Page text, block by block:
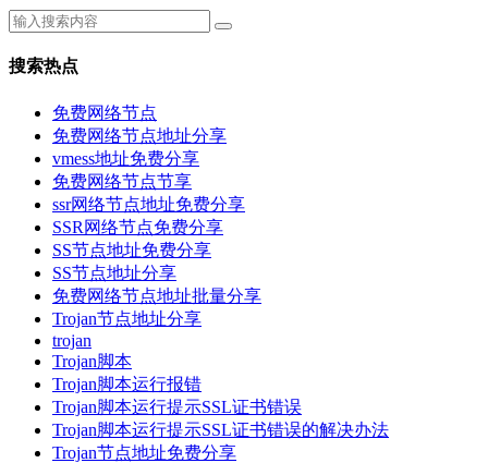
搜索热点
免费网络节点
免费网络节点地址分享
vmess地址免费分享
免费网络节点节享
ssr网络节点地址免费分享
SSR网络节点免费分享
SS节点地址免费分享
SS节点地址分享
免费网络节点地址批量分享
Trojan节点地址分享
trojan
Trojan脚本
Trojan脚本运行报错
Trojan脚本运行提示SSL证书错误
Trojan脚本运行提示SSL证书错误的解决办法
Trojan节点地址免费分享